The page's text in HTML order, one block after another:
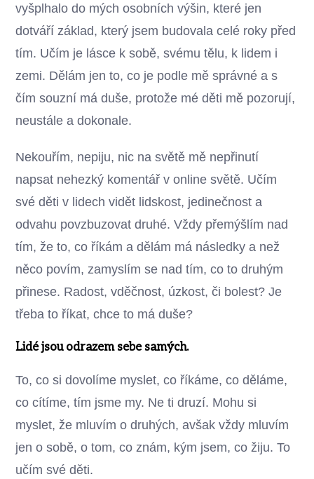
vyšplhalo do mých osobních výšin, které jen
dotváří základ, který jsem budovala celé roky před
tím. Učím je lásce k sobě, svému tělu, k lidem i
zemi. Dělám jen to, co je podle mě správné a s
čím souzní má duše, protože mé děti mě pozorují,
neustále a dokonale.
Nekouřím, nepiju, nic na světě mě nepřinutí
napsat nehezký komentář v online světě. Učím
své děti v lidech vidět lidskost, jedinečnost a
odvahu povzbuzovat druhé. Vždy přemýšlím nad
tím, že to, co říkám a dělám má následky a než
něco povím, zamyslím se nad tím, co to druhým
přinese. Radost, vděčnost, úzkost, či bolest? Je
třeba to říkat, chce to má duše?
Lidé jsou odrazem sebe samých.
To, co si dovolíme myslet, co říkáme, co děláme,
co cítíme, tím jsme my. Ne ti druzí. Mohu si
myslet, že mluvím o druhých, avšak vždy mluvím
jen o sobě, o tom, co znám, kým jsem, co žiju. To
učím své děti.